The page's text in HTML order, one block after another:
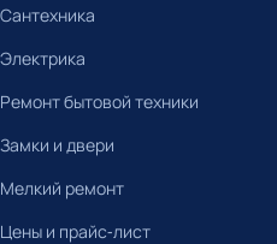
Сантехника
Электрика
Ремонт бытовой техники
Замки и двери
Мелкий ремонт
Цены и прайс-лист